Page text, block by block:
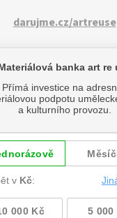
darujme.cz/artreuse